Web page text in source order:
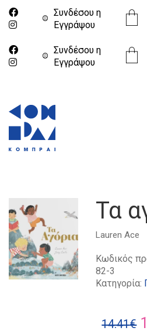
Συνδέσου η
Eγγράψου
Συνδέσου η
Eγγράψου
Τα
Lauren Ace
Κωδικός
82-3
Κατηγορία:
14.41€